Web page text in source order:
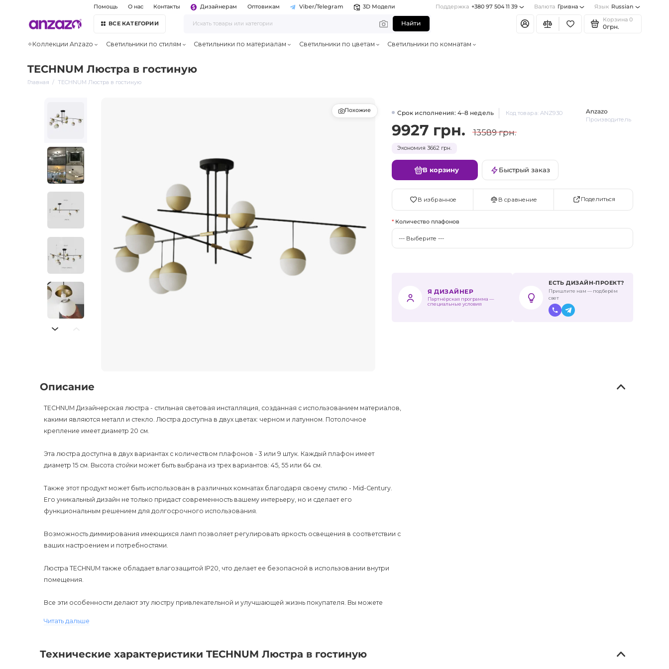
Помощь О нас Контакты Дизайнерам Оптовикам Viber/Telegram 3D Модели Поддержка +380 97 504 11 39 Валюта Гривна Язык Russian
ВСЕ КАТЕГОРИИ Найти
Корзина 0
0грн.
✧Коллекции Anzazo Светильники по стилям Светильники по материалам Светильники по цветам Светильники по комнатам
TECHNUM Люстра в гостиную
Главная TECHNUM Люстра в гостиную
Похожие Срок исполнения: 4–8 недель Код товара: ANZ930
Anzazo
Производитель
9927 грн. 13589 грн.
Экономия 3662 грн.
В корзину Быстрый заказ
В избранное В сравнение Поделиться
Количество плафонов
Я ДИЗАЙНЕР
Партнёрская программа —
специальные условия
ЕСТЬ ДИЗАЙН-ПРОЕКТ?
Пришлите нам — подберём
свет
Описание
TECHNUM Дизайнерская люстра - стильная световая инсталляция, созданная с использованием материалов,
какими являются металл и стекло. Люстра доступна в двух цветах: черном и латунном. Потолочное
крепление имеет диаметр 20 см.
Эта люстра доступна в двух вариантах с количеством плафонов - 3 или 9 штук. Каждый плафон имеет
диаметр 15 см. Высота стойки может быть выбрана из трех вариантов: 45, 55 или 64 см.
Также этот продукт может быть использован в различных комнатах благодаря своему стилю - Mid-Century.
Его уникальный дизайн не только придаст современность вашему интерьеру, но и сделает его
функциональным решением для долгосрочного использования.
Возможность диммирования имеющихся ламп позволяет регулировать яркость освещения в соответствии с
ваших настроением и потребностями.
Люстра TECHNUM также обладает влагозащитой IP20, что делает ее безопасной в использовании внутри
помещения.
Все эти особенности делают эту люстру привлекательной и улучшающей жизнь покупателя. Вы можете
Читать дальше
Технические характеристики TECHNUM Люстра в гостиную